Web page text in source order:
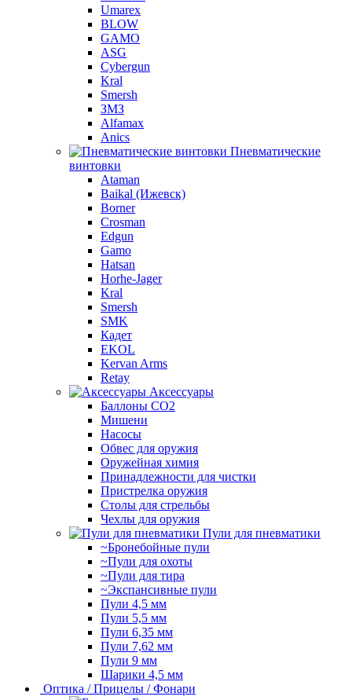
Umarex
BLOW
GAMO
ASG
Cybergun
Kral
Smersh
ЗМЗ
Alfamax
Anics
Пневматические
винтовки
Ataman
Baikal (Ижевск)
Borner
Crosman
Edgun
Gamo
Hatsan
Horhe-Jager
Kral
Smersh
SMK
Кадет
EKOL
Kervan Arms
Retay
Аксессуары
Баллоны СО2
Мишени
Насосы
Обвес для оружия
Оружейная химия
Принадлежности для чистки
Пристрелка оружия
Столы для стрельбы
Чехлы для оружия
Пули для пневматики
~Бронебойные пули
~Пули для охоты
~Пули для тира
~Экспансивные пули
Пули 4,5 мм
Пули 5,5 мм
Пули 6,35 мм
Пули 7,62 мм
Пули 9 мм
Шарики 4,5 мм
Оптика / Прицелы / Фонари